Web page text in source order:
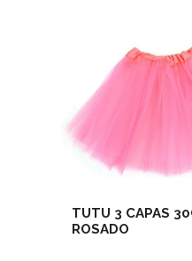
TUTU 3 CAPAS
ROSADO